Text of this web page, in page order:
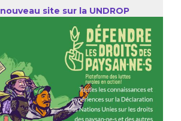
site sur la UNDROP